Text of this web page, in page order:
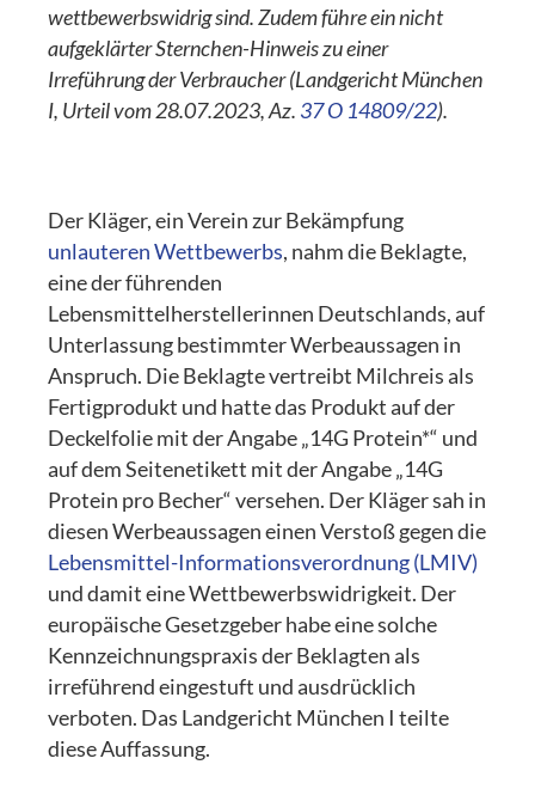
wettbewerbswidrig sind. Zudem führe ein nicht
aufgeklärter Sternchen-Hinweis zu einer
Irreführung der Verbraucher (Landgericht München
I, Urteil vom 28.07.2023, Az. 37 O 14809/22).
Der Kläger, ein Verein zur Bekämpfung
unlauteren Wettbewerbs, nahm die Beklagte,
eine der führenden
Lebensmittelherstellerinnen Deutschlands, auf
Unterlassung bestimmter Werbeaussagen in
Anspruch. Die Beklagte vertreibt Milchreis als
Fertigprodukt und hatte das Produkt auf der
Deckelfolie mit der Angabe „14G Protein*“ und
auf dem Seitenetikett mit der Angabe „14G
Protein pro Becher“ versehen. Der Kläger sah in
diesen Werbeaussagen einen Verstoß gegen die
Lebensmittel-Informationsverordnung (LMIV)
und damit eine Wettbewerbswidrigkeit. Der
europäische Gesetzgeber habe eine solche
Kennzeichnungspraxis der Beklagten als
irreführend eingestuft und ausdrücklich
verboten. Das Landgericht München I teilte
diese Auffassung.